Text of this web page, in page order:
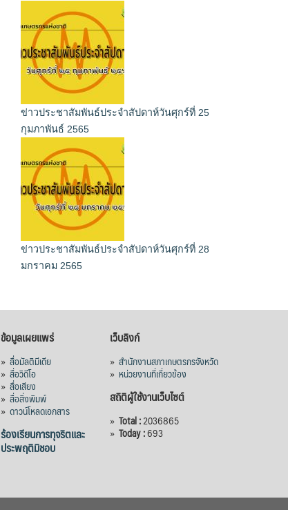
ข่าวประชาสัมพันธ์ประจำสัปดาห์วันศุกร์ที่ 25
กุมภาพันธ์ 2565
ข่าวประชาสัมพันธ์ประจำสัปดาห์วันศุกร์ที่ 28
มกราคม 2565
ข้อมูลเผยแพร่
» สื่อมัลติมีเดีย
» สื่อวิดีโอ
» สื่อเสียง
» สื่อสิ่งพิมพ์
» ดาวน์โหลดเอกสาร
ร้องเรียนการทุจริตและ
ประพฤติมิชอบ
เว็บลิงก์
» สำนักงานสภาเกษตรกรจังหวัด
» หน่วยงานที่เกี่ยวข้อง
สถิติผู้ใช้งานเว็บไซต์
» Total :2036865
» Today :693